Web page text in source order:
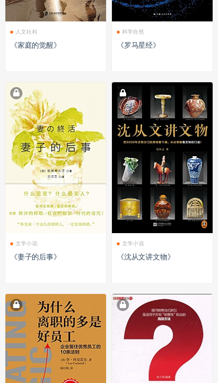
人文社科
《家庭的觉醒》
科学自然
《罗马星经》
文学小说
《妻子的后事》
文学小说
《沈从文讲文物》